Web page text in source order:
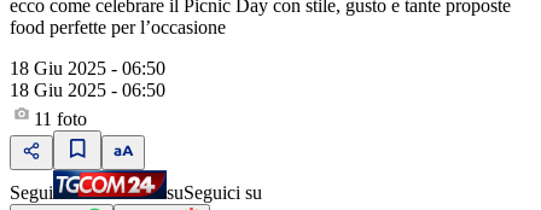
ecco come celebrare il Picnic Day con stile, gusto e tante proposte
food perfette per l’occasione
18 Giu 2025 - 06:50
18 Giu 2025 - 06:50
11 foto
Segui suSeguici su